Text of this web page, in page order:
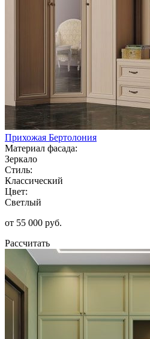
Прихожая Бертолония
Материал фасада:
Зеркало
Стиль:
Классический
Цвет:
Светлый
от 55 000 руб.
Рассчитать